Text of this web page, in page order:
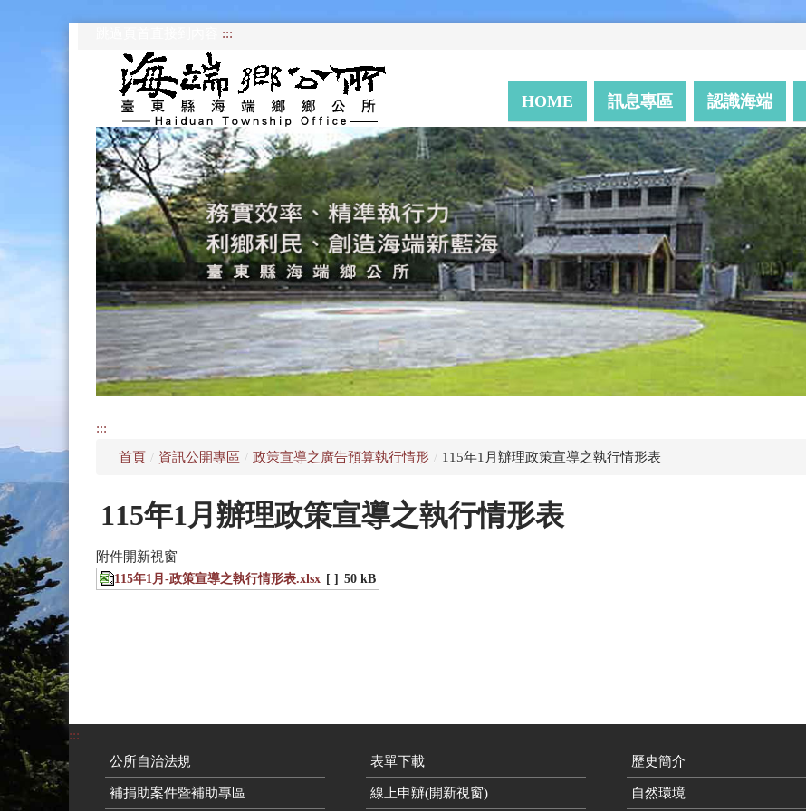
:::
HOME 訊息專區 認識海端
:::
首頁 / 資訊公開專區 / 政策宣導之廣告預算執行情形 / 115年1月辦理政策宣導之執行情形表
115年1月辦理政策宣導之執行情形表
附件開新視窗
115年1月-政策宣導之執行情形表.xlsx [ ] 50 kB
:::
公所自治法規
補捐助案件暨補助專區
表單下載
線上申辦(開新視窗)
歷史簡介
自然環境